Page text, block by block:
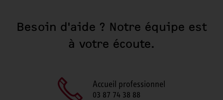
Besoin d'aide ? Notre équipe est
à votre écoute.
Accueil professionnel
03 87 74 38 88